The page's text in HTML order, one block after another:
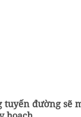
tuyến đường sẽ